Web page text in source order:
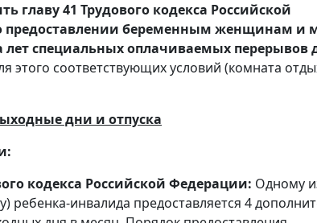
главу 41 Трудового кодекса Российской
беременным женщинам и
лет специальных оплачиваемых перерывов
этого соответствующих условий (комната
дни и отпуска
кодекса Российской Федерации: Одному
ребенка-инвалида предоставляется 4